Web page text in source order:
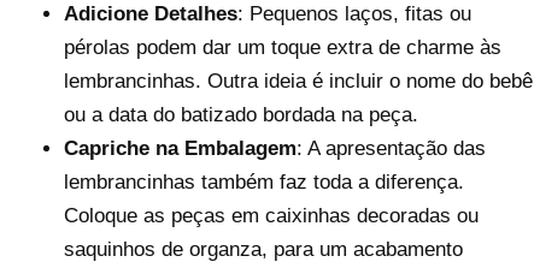
Adicione Detalhes: Pequenos laços, fitas ou
pérolas podem dar um toque extra de charme às
lembrancinhas. Outra ideia é incluir o nome do bebê
ou a data do batizado bordada na peça.
Capriche na Embalagem: A apresentação das
lembrancinhas também faz toda a diferença.
Coloque as peças em caixinhas decoradas ou
saquinhos de organza, para um acabamento